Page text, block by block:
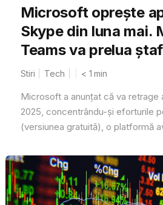
Microsoft oprește
Skype din luna mai.
Teams va prelua
Stiri Tech < 1 min
Microsoft a anunțat că va retrage
2025, concentrându-și eforturile
(versiunea gratuită), o platformă